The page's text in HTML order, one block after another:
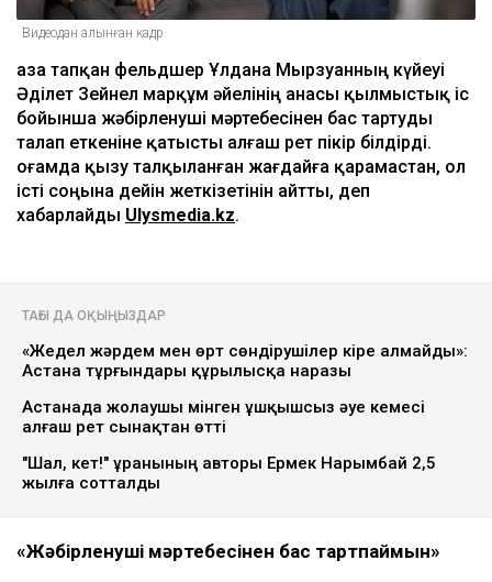
Видеодан алынған кадр
Қаза тапқан фельдшер Ұлдана Мырзуанның күйеуі
Әділет Зейнел марқұм әйелінің анасы қылмыстық іс
бойынша жәбірленуші мәртебесінен бас тартуды
талап еткеніне қатысты алғаш рет пікір білдірді.
Қоғамда қызу талқыланған жағдайға қарамастан, ол
істі соңына дейін жеткізетінін айтты, деп
хабарлайды Ulysmedia.kz.
ТАҒЫ ДА ОҚЫҢЫЗДАР
«Жедел жәрдем мен өрт сөндірушілер кіре алмайды»:
Астана тұрғындары құрылысқа наразы
Астанада жолаушы мінген ұшқышсыз әуе кемесі
алғаш рет сынақтан өтті
"Шал, кет!" ұранының авторы Ермек Нарымбай 2,5
жылға сотталды
«Жәбірленуші мәртебесінен бас тартпаймын»